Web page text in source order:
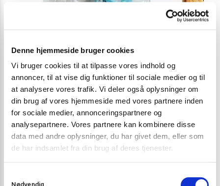
Denne hjemmeside bruger cookies
Vi bruger cookies til at tilpasse vores indhold og
annoncer, til at vise dig funktioner til sociale medier og til
at analysere vores trafik. Vi deler også oplysninger om
din brug af vores hjemmeside med vores partnere inden
for sociale medier, annonceringspartnere og
analysepartnere. Vores partnere kan kombinere disse
data med andre oplysninger, du har givet dem, eller som
de har indsamlet fra din brug af deres tjenester.
PEANUTS OG NØDDER
Golden Turtle wasabi mix 150 g.
PEANUTS OG